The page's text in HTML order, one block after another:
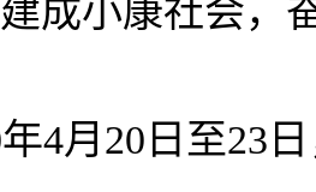
成小康社会，
4月20日至23